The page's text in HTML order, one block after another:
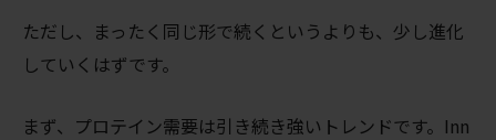
ただし、まったく同じ形で続くというよりも、少し進化
していくはずです。
まず、プロテイン需要は引き続き強いトレンドです。Inn